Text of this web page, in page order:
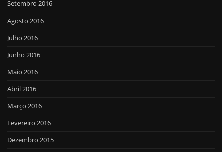
Setembro 2016
Agosto 2016
Julho 2016
Junho 2016
Maio 2016
Abril 2016
Março 2016
Fevereiro 2016
Dezembro 2015